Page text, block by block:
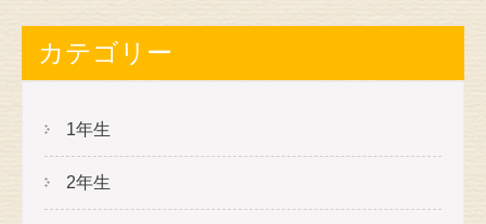
カテゴリー
1年生
2年生